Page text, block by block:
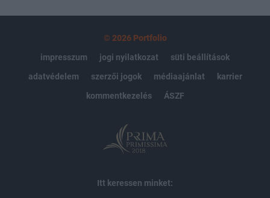
© 2026 Portfolio
impresszum
jogi nyilatkozat
süti beállítások
adatvédelem
szerzői jogok médiaajánlat
karrier
kommentkezelés
ÁSZF
Itt keressen minket: